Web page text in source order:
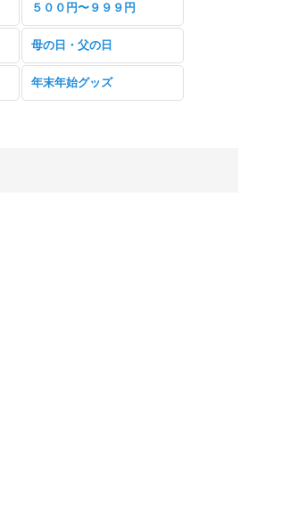
５００円〜９９９円
母の日・父の日
年末年始グッズ